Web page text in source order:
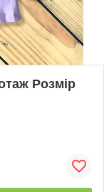
Розмір